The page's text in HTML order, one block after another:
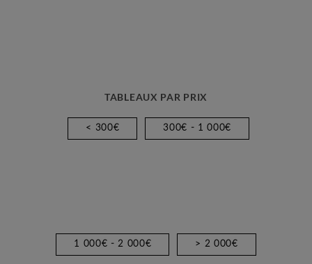
TABLEAUX PAR PRIX
< 300€ 300€ - 1 000€
1 000€ - 2 000€ > 2 000€